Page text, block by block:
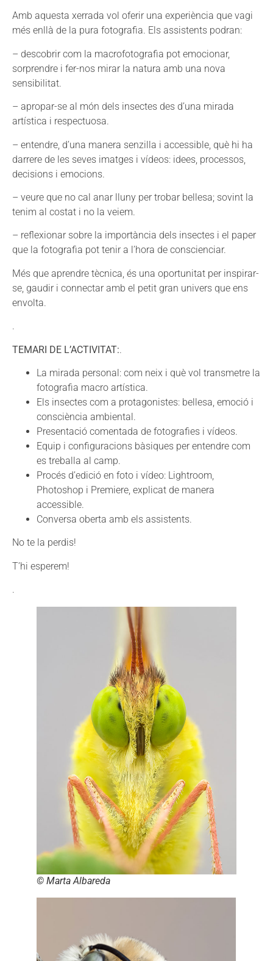
Amb aquesta xerrada vol oferir una experiència que vagi
més enllà de la pura fotografia. Els assistents podran:
– descobrir com la macrofotografia pot emocionar,
sorprendre i fer-nos mirar la natura amb una nova
sensibilitat.
– apropar-se al món dels insectes des d’una mirada
artística i respectuosa.
– entendre, d’una manera senzilla i accessible, què hi ha
darrere de les seves imatges i vídeos: idees, processos,
decisions i emocions.
– veure que no cal anar lluny per trobar bellesa; sovint la
tenim al costat i no la veiem.
– reflexionar sobre la importància dels insectes i el paper
que la fotografia pot tenir a l’hora de conscienciar.
Més que aprendre tècnica, és una oportunitat per inspirar-
se, gaudir i connectar amb el petit gran univers que ens
envolta.
.
TEMARI DE L’ACTIVITAT:.
La mirada personal: com neix i què vol transmetre la
fotografia macro artística.
Els insectes com a protagonistes: bellesa, emoció i
consciència ambiental.
Presentació comentada de fotografies i vídeos.
Equip i configuracions bàsiques per entendre com
es treballa al camp.
Procés d’edició en foto i vídeo: Lightroom,
Photoshop i Premiere, explicat de manera
accessible.
Conversa oberta amb els assistents.
No te la perdis!
T’hi esperem!
.
© Marta Albareda